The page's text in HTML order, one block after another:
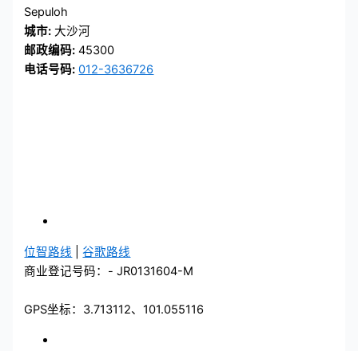
Sepuloh
城市: 大沙河
邮政编码: 45300
电话号码: 012-3636726
位智路线 |谷歌路线
商业登记号码：- JR0131604-M
GPS坐标：3.713112、101.055116